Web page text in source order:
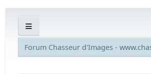
Forum Chasseur d'Images -